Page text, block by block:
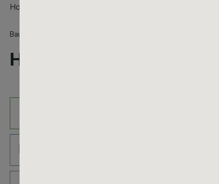
Home
Bauen & Renovieren
Hakenleiste Static-Loc